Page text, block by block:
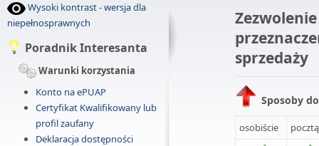
Wysoki kontrast - wersja dla
niepełnosprawnych
Poradnik Interesanta
Warunki korzystania
Konto na ePUAP
Certyfikat Kwalifikowany lub
profil zaufany
Deklaracja dostępności
sprzedaży
Sposoby
osobiście pocztą